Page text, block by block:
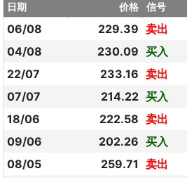
日期 价格 信号
06/08 229.39 卖出
04/08
230.09 买入
22/07
233.16 卖出
07/07
214.22 买入
18/06
222.58 卖出
09/06
202.26 买入
08/05
259.71 卖出